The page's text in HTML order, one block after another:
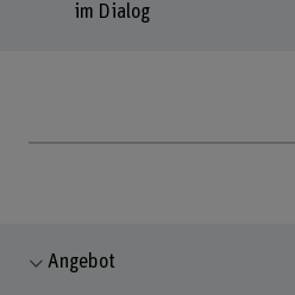
im Dialog
Angebot